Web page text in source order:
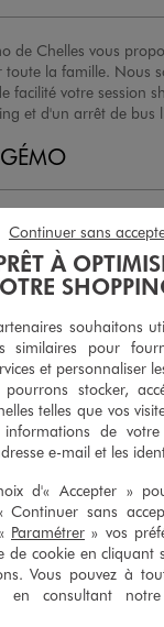
de Chelles vous
toute la famille. Nous
facilité votre session
et d'un arrêt de bus
GÉMO
D’AVIS
et vous
pour tout article
magasins GÉMO.
RETOUCHER MES
vous avez la
articles textiles dans
sur simple
PLAISIR
des cartes
entre 10€ et
valables 1 an,
en magasin. Offrez
À
souhaitons
similaires pour
et personnaliser
pourrons stocker,
telles que vos
informations de
e-mail et les
d'« Accepter »
Continuer sans
Paramétrer » vos
de cookie en cliquant
Vous pouvez à
en consultant
Continuer sans